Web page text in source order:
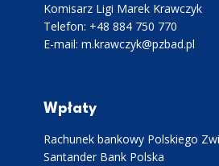
Komisarz Ligi Marek Krawczyk
Telefon: +48 884 750 770
E-mail: m.krawczyk@pzbad.pl
Wpłaty
Rachunek bankowy Polskiego
Santander Bank Polska